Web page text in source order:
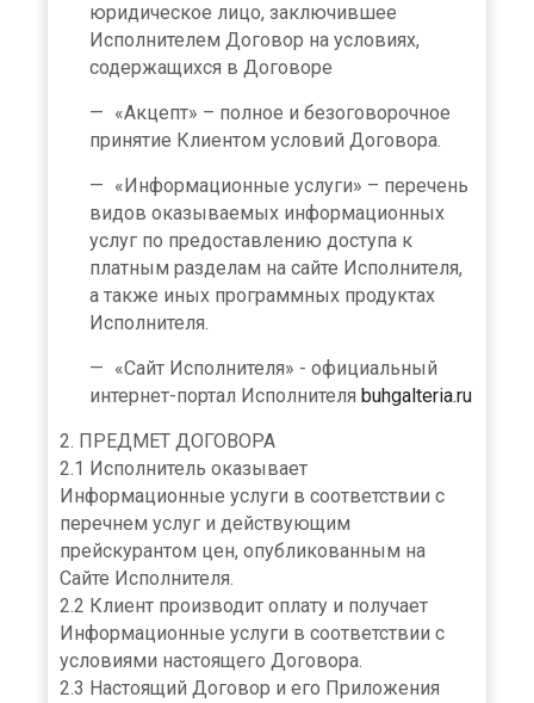
юридическое лицо, заключившее
Исполнителем Договор на условиях,
содержащихся в Договоре
«Акцепт» – полное и безоговорочное
принятие Клиентом условий Договора.
«Информационные услуги» – перечень
видов оказываемых информационных
услуг по предоставлению доступа к
платным разделам на сайте Исполнителя,
а также иных программных продуктах
Исполнителя.
«Сайт Исполнителя» - официальный
интернет-портал Исполнителя buhgalteria.ru
2. ПРЕДМЕТ ДОГОВОРА
2.1 Исполнитель оказывает
Информационные услуги в соответствии с
перечнем услуг и действующим
прейскурантом цен, опубликованным на
Сайте Исполнителя.
2.2 Клиент производит оплату и получает
Информационные услуги в соответствии с
условиями настоящего Договора.
2.3 Настоящий Договор и его Приложения